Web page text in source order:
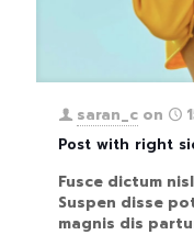
saran_c on
Post with right
Fusce dictum
Suspen disse
magnis dis